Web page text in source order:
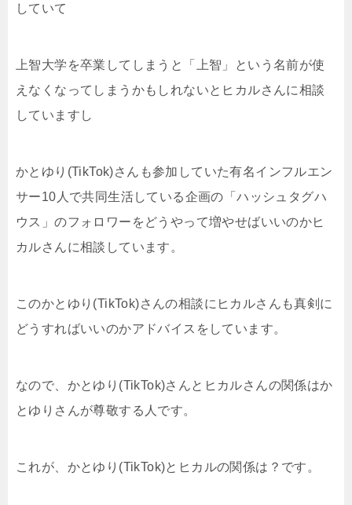
していて
上智大学を卒業してしまうと「上智」という名前が使
えなくなってしまうかもしれないとヒカルさんに相談
していますし
かとゆり(TikTok)さんも参加していた有名インフルエン
サー10人で共同生活している企画の「ハッシュタグハ
ウス」のフォロワーをどうやって増やせばいいのかヒ
カルさんに相談しています。
このかとゆり(TikTok)さんの相談にヒカルさんも真剣に
どうすればいいのかアドバイスをしています。
なので、かとゆり(TikTok)さんとヒカルさんの関係はか
とゆりさんが尊敬する人です。
これが、かとゆり(TikTok)とヒカルの関係は？です。